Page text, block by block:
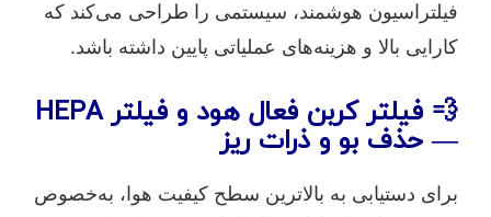
فیلتراسیون هوشمند، سیستمی را طراحی می‌کند که
کارایی بالا و هزینه‌های عملیاتی پایین داشته باشد.
💨 فیلتر کربن فعال هود و فیلتر HEPA
— حذف بو و ذرات ریز
برای دستیابی به بالاترین سطح کیفیت هوا، به‌خصوص